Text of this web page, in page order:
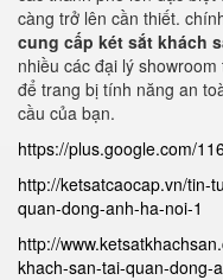
càng trở lên cần thiết.
cung cấp két sắt khách
nhiều các đại lý
để trang bị tính năng an
cầu của bạn.
https://plus.google.com/
http://ketsatcaocap.vn/tin-
quan-dong-anh-ha-noi-1
http://
khach-san-tai-quan-dong-